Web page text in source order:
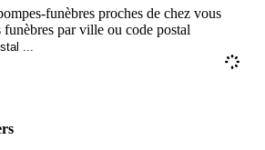
funèbres proches de chez vous
funèbres par ville ou code postal